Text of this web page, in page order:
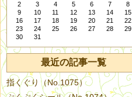
2
3 4 5 6 7
8
9
10 11 12 13 14
15
16
17 18 19 20 21
22
23
24 25 26 27 28
29
30
31
最近の記事一覧
指くぐり（No.1075）